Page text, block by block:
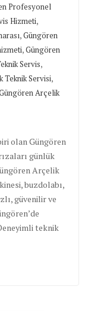
Profesyonel
Hizmeti,
,Güngören
,Güngören
Servis,
Teknik Servisi,
Arçelik
olan Güngören
günlük
Arçelik
buzdolabı,
güvenilir ve
teknik